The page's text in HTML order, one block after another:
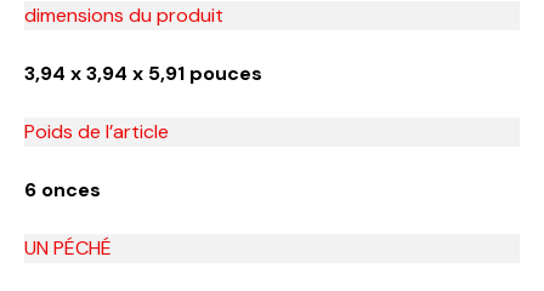
dimensions du produit
3,94 x 3,94 x 5,91 pouces
Poids de l’article
6 onces
UN PÉCHÉ